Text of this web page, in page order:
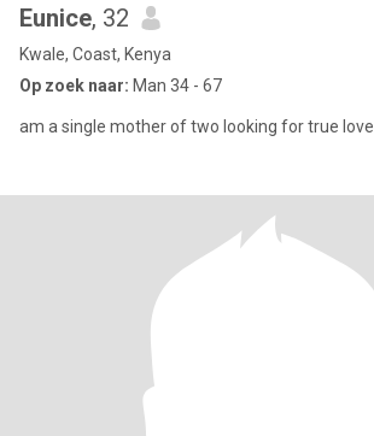
Eunice, 32
Kwale, Coast, Kenya
Op zoek naar: Man 34 - 67
am a single mother of two looking for true love